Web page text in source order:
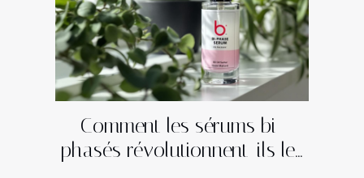
Comment les sérums bi-
phasés révolutionnent-ils les